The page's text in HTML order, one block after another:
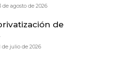
de agosto de 2026
de
de julio de 2026